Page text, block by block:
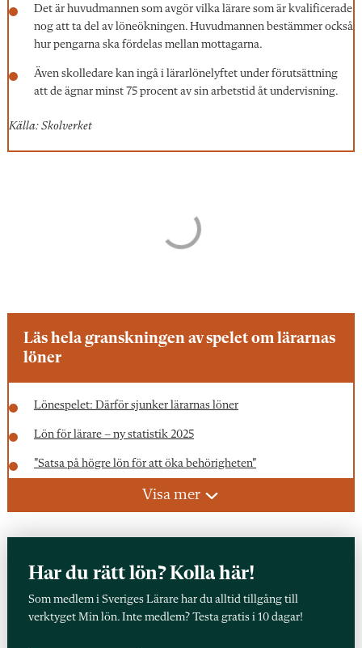
Det är huvudmannen som avgör vilka lärare som är kvalificerade
nog att ta del av löneökningen. Huvudmannen bestämmer också
hur pengarna ska fördelas mellan mottagarna.
Även skolledare kan ingå i lärarlönelyftet under förutsättning
att de ägnar minst 75 procent av sin arbetstid åt undervisning.
Källa: Skolverket
Läs hela granskningen av spelet om lärarnas
löner
Lönespelet: Därför sjunker lärarnas löner
Lön för lärare – ny statistik 2025
”Satsa på högre lön för att öka behörigheten”
Kräver 2 000 kr extra för de som får legitimation
pengarna
Två rektorer fick 14 000 kr i tillägg – lärare blev utan
Visa mer
Har du rätt lön? Kolla här!
Som medlem i Sveriges Lärare har du alltid tillgång till
verktyget Min lön. Inte medlem? Testa gratis i 10 dagar!